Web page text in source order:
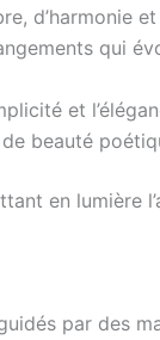
d’harmonie
qui
et
beauté
en lumière
par des